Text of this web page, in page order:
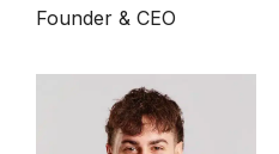
Founder & CEO